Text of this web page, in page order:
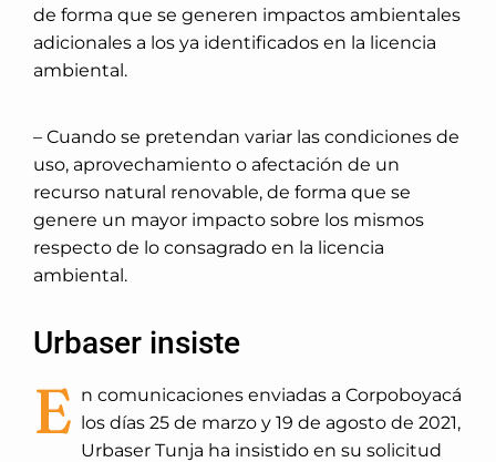
de forma que se generen impactos ambientales
adicionales a los ya identificados en la licencia
ambiental.
– Cuando se pretendan variar las condiciones de
uso, aprovechamiento o afectación de un
recurso natural renovable, de forma que se
genere un mayor impacto sobre los mismos
respecto de lo consagrado en la licencia
ambiental.
Urbaser insiste
E n comunicaciones enviadas a Corpoboyacá
los días 25 de marzo y 19 de agosto de 2021,
Urbaser Tunja ha insistido en su solicitud